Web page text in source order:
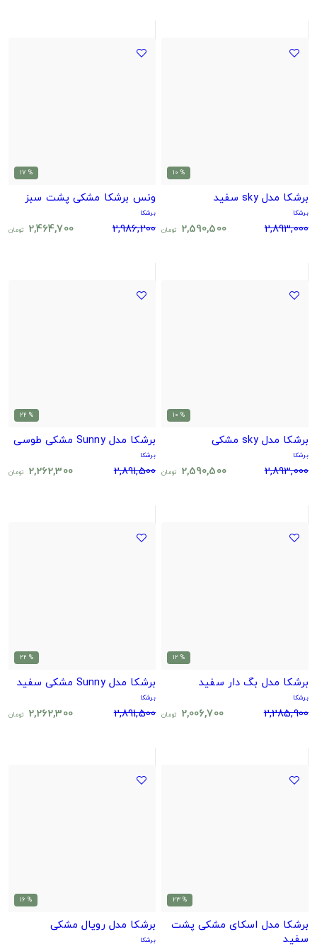
% 10
برشکا مدل sky سفید
برشکا
2,893,000
2,590,500 تومان
% 17
ونس برشکا مشکی پشت سبز
برشکا
2,986,200
2,464,700 تومان
% 10
برشکا مدل sky مشکی
برشکا
2,893,000
2,590,500 تومان
% 22
برشکا مدل Sunny مشکی طوسی
برشکا
2,891,500
2,262,300 تومان
% 12
برشکا مدل بگ دار سفید
برشکا
2,285,900
2,006,700 تومان
% 22
برشکا مدل Sunny مشکی سفید
برشکا
2,891,500
2,262,300 تومان
% 23
برشکا مدل اسکای مشکی پشت
سفید
% 16
برشکا مدل رویال مشکی
برشکا